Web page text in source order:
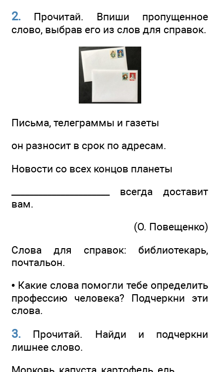
2. Прочитай. Впиши пропущенное
слово, выбрав его из слов для справок.
Письма, телеграммы и газеты
он разносит в срок по адресам.
Новости со всех концов планеты
______________________ всегда доставит
вам.
(О. Повещенко)
Слова для справок: библиотекарь,
почтальон.
• Какие слова помогли тебе определить
профессию человека? Подчеркни эти
слова.
3. Прочитай. Найди и подчеркни
лишнее слово.